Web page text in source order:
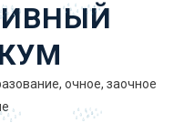
очное, заочное